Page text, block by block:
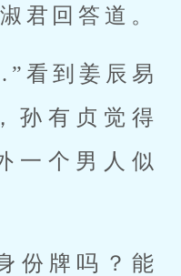
君回答道。
看到姜辰易
孙有贞觉得
一个男人似
份牌吗？能